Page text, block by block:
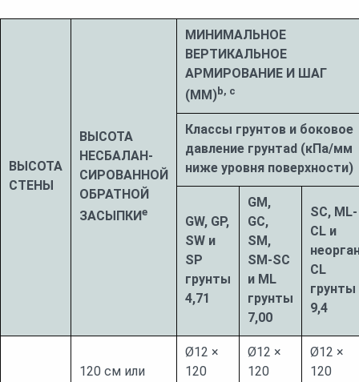
ВЫСОТА
СТЕНЫ
ВЫСОТА
НЕСБАЛАН-
СИРОВАННОЙ
ОБРАТНОЙ
ЗАСЫПКИe
МИНИМАЛЬНОЕ
ВЕРТИКАЛЬНОЕ
АРМИРОВАНИЕ И ШАГ
(ММ)b, c
Классы грунтов и боковое
давление грунтаd (кПа/мм
ниже уровня поверхности)
GW, GP,
SW и
SP
грунты
4,71
GM,
GC,
SM,
SM-SC
и ML
грунты
7,00
SC, ML-
CL и
CL
грунты
9,4
120 см или
Ø12 ×
120
Ø12 ×
120
Ø12 ×
120